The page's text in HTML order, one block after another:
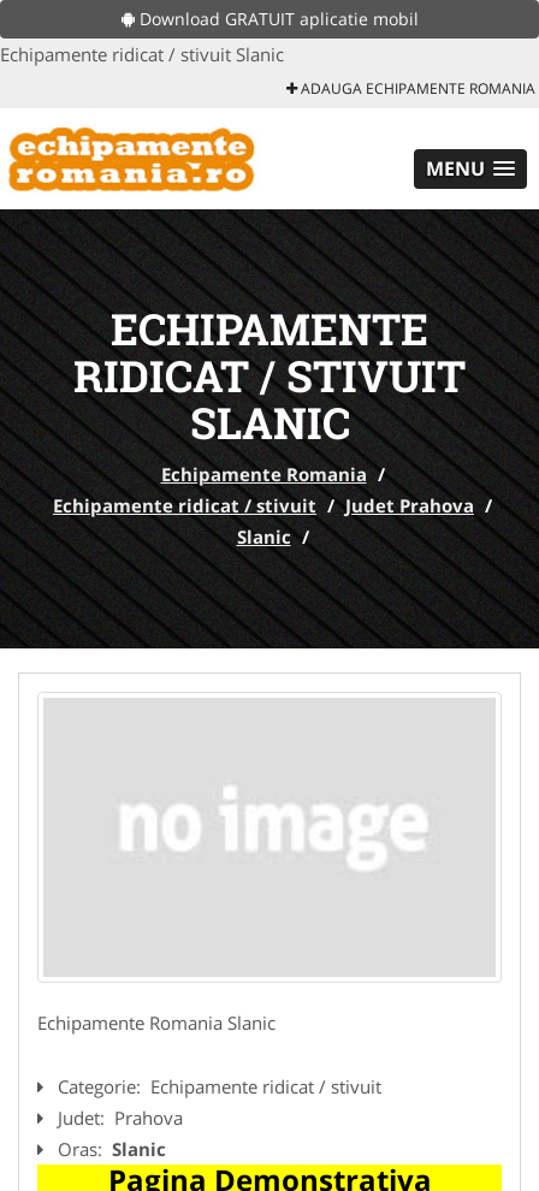
Download GRATUIT aplicatie mobil
Echipamente ridicat / stivuit Slanic
ADAUGA ECHIPAMENTE ROMANIA
MENU
ECHIPAMENTE
RIDICAT / STIVUIT
SLANIC
Echipamente Romania /
Echipamente ridicat / stivuit / Judet Prahova /
Slanic /
Echipamente Romania Slanic
Categorie: Echipamente ridicat / stivuit
Judet: Prahova
Oras: Slanic
Pagina Demonstrativa